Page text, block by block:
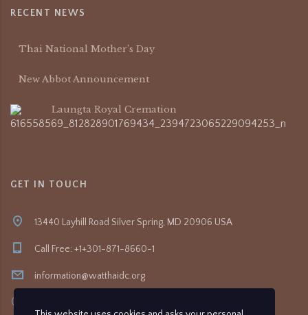
RECENT NEWS
Thai National Mother’s Day
New Abbot Announcement
Laungta Royal Cremation
GET IN TOUCH
13440 Layhill Road Silver Spring, MD 20906 USA
Call Free: +1+301-871-8660-1
information@watthaidc.org